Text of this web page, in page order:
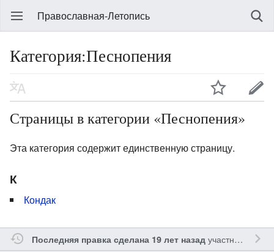
Православная-Летопись
Категория:Песнопения
Страницы в категории «Песнопения»
Эта категория содержит единственную страницу.
К
Кондак
Последняя правка сделана 19 лет назадучастником Gleb